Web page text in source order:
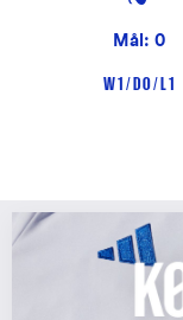
Mål: 0
W 1 / D 0 / L 1